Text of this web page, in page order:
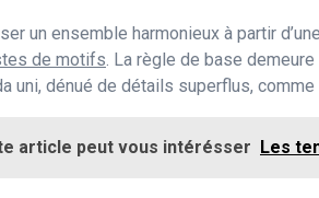
un ensemble harmonieux à partir d’une
de motifs. La règle de base
uni, dénué de détails superflus,
article peut vous intérésser Les